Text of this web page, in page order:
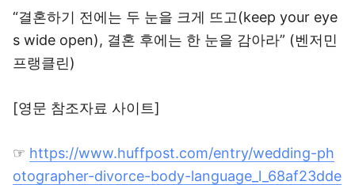
“결혼하기 전에는 두 눈을 크게 뜨고(keep your eye
s wide open), 결혼 후에는 한 눈을 감아라” (벤저민
프랭클린)
[영문 참조자료 사이트]
☞ https://www.huffpost.com/entry/wedding-ph
otographer-divorce-body-language_l_68af23dde